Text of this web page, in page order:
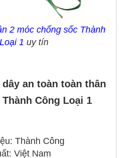
2 móc chống sốc Thành
1 uy tín
an toàn toàn thân
Công Loại 1
Thành Công
Việt Nam